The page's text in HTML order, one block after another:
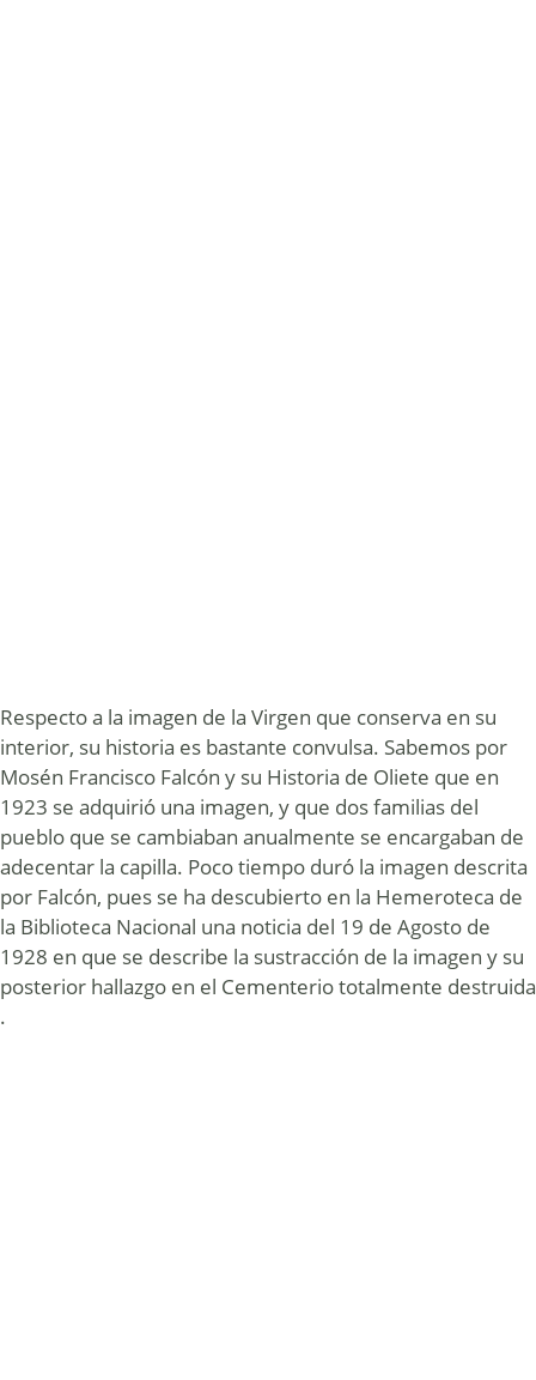
Respecto a la imagen de la Virgen que conserva en su
interior, su historia es bastante convulsa. Sabemos por
Mosén Francisco Falcón y su Historia de Oliete que en
1923 se adquirió una imagen, y que dos familias del
pueblo que se cambiaban anualmente se encargaban de
adecentar la capilla. Poco tiempo duró la imagen descrita
por Falcón, pues se ha descubierto en la Hemeroteca de
la Biblioteca Nacional una noticia del 19 de Agosto de
1928 en que se describe la sustracción de la imagen y su
posterior hallazgo en el Cementerio totalmente destruida
.